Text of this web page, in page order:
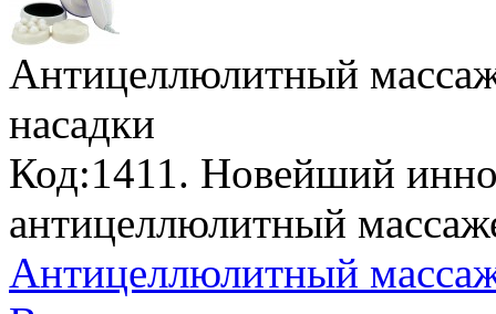
Антицеллюлитный
насадки
Код:1411. Новейший
антицеллюлитный
Антицеллюлитный